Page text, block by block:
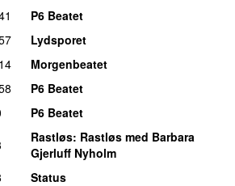
P6 Beatet
Lydsporet
Morgenbeatet
P6 Beatet
P6 Beatet
Rastløs: Rastløs med Barbara
Gjerluff Nyholm
Status